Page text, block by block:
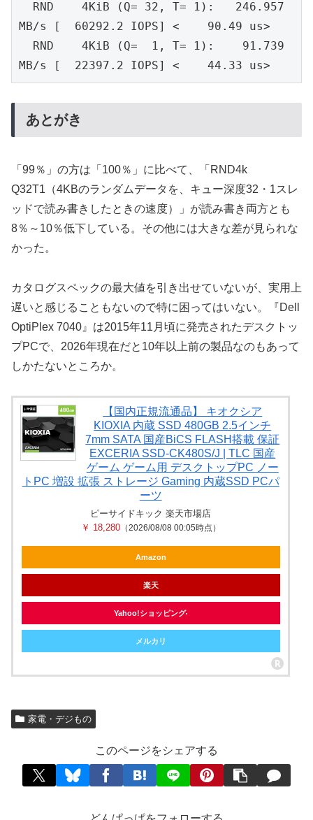
MB/s [  60292.2 IOPS] <    90.49 us>
MB/s [  22397.2 IOPS] <    44.33 us>
あとがき
「99％」の方は「100％」に比べて、「RND4k
Q32T1（4KBのランダムデータを、キュー深度32・1スレ
ッドで読み書きしたときの速度）」が読み書き両方とも
8％～10％低下している。その他には大きな差が見られな
かった。
カタログスペックの最大値を引き出せていないが、実用上
遅いと感じることもないので特に困ってはいない。『Dell
OptiPlex 7040』は2015年11月頃に発売されたデスクトッ
プPCで、2026年現在だと10年以上前の製品なのもあって
しかたないところか。
【国内正規流通品】 キオクシア
KIOXIA 内蔵 SSD 480GB 2.5インチ
7mm SATA 国産BiCS FLASH搭載 保証
EXCERIA SSD-CK480S/J | TLC 国産
ゲーム ゲーム用 デスクトップPC ノー
トPC 増設 拡張 ストレージ Gaming 内蔵SSD PCパ
ーツ
ピーサイドキック 楽天市場店
￥ 18,280（2026/08/08 00:05時点）
Amazon
楽天
Yahoo!ショッピング
メルカリ
家電・デジもの
このページをシェアする